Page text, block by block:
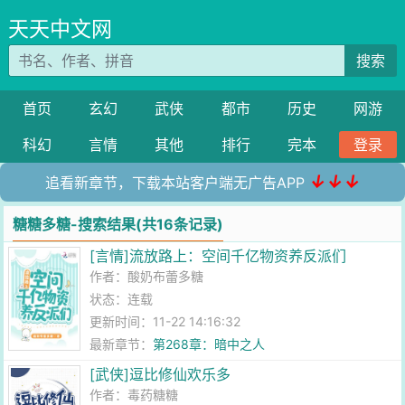
天天中文网
搜索
首页 玄幻 武侠 都市 历史
网游
科幻
言情 其他 排行 完本 登录
追看新章节，下载本站客户端无广告APP ↓↓↓
糖糖多糖-搜索结果(共16条记录)
[言情]流放路上：空间千亿物资养反派们
作者：酸奶布蕾多糖
状态：连载
更新时间：11-22 14:16:32
最新章节：第268章：暗中之人
[武侠]逗比修仙欢乐多
作者：毒药糖糖